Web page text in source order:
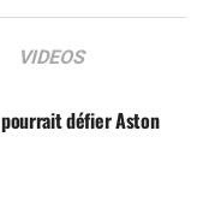
VIDEOS
défier Aston